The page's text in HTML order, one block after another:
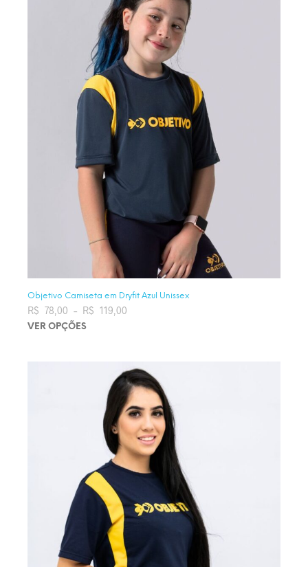
Objetivo Camiseta em Dryfit Azul Unissex
R$ 78,00 – R$ 119,00Faixa de preço: R$ 78,00 através
R$ 119,00
VER OPÇÕES